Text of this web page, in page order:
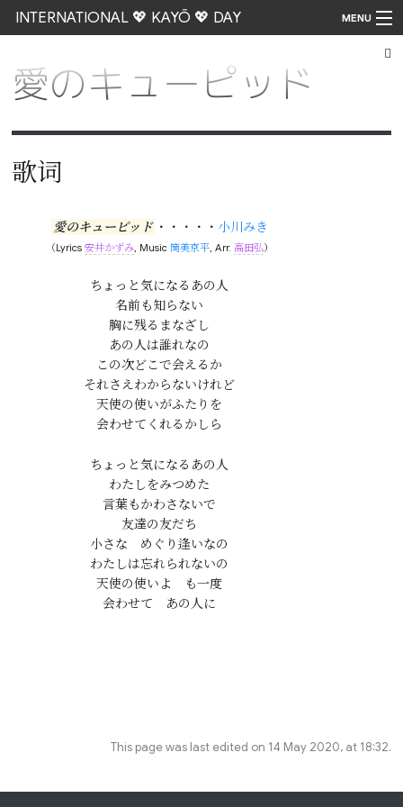
INTERNATIONAL 💖 KAYŌ 💖 DAY MENU
愛のキューピッド
歌词
愛のキューピッド ・・・・・ 小川みき
（Lyrics安井かずみ, Music筒美京平, Arr.高田弘）
ちょっと気になるあの人
名前も知らない
胸に残るまなざし
あの人は誰れなの
この次どこで会えるか
それさえわからないけれど
天使の使いがふたりを
ちょっと気になるあの人
わたしをみつめた
言葉もかわさないで
友達の友だち
小さな　めぐり逢いなの
わたしは忘れられないの
天使の使いよ　も一度
This page was last edited on 14 May 2020, at 18:32.